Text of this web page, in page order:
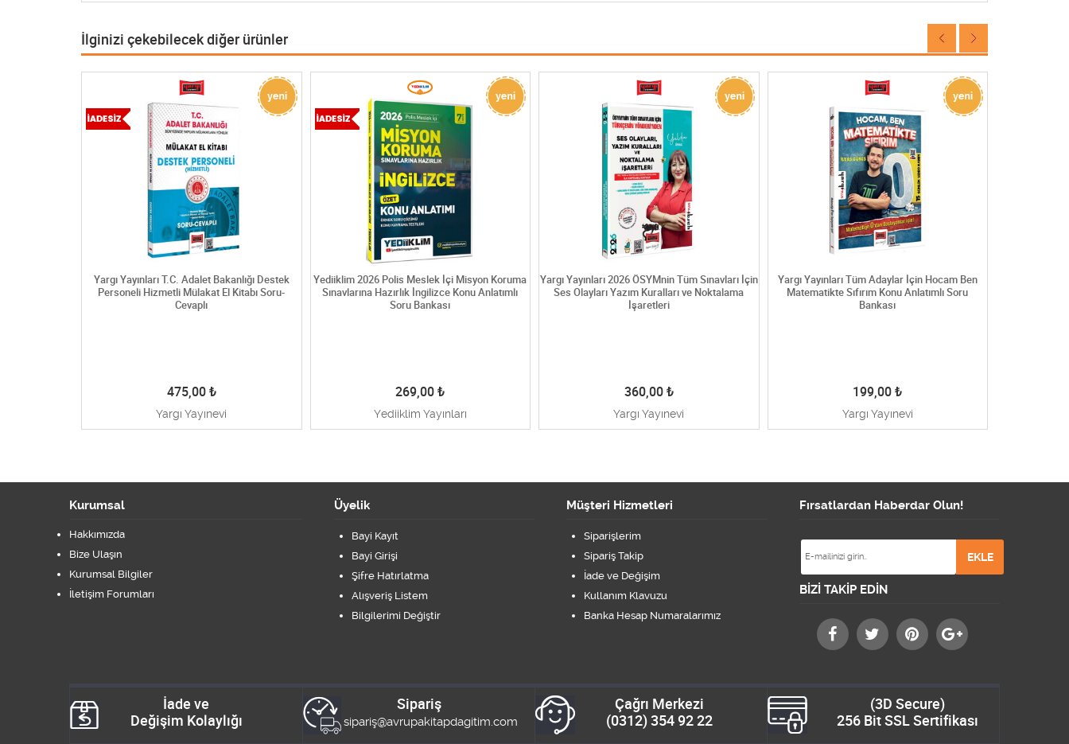
İlginizi çekebilecek diğer ürünler
Yargı Yayınları T.C. Adalet Bakanlığı Destek
Personeli Hizmetli Mülakat El Kitabı Soru-
Cevaplı
475,00₺
Yargı Yayınevi
Yediiklim 2026 Polis Meslek İçi Misyon Koruma
Sınavlarına Hazırlık İngilizce Konu Anlatımlı
Soru Bankası
269,00 ₺
Yediiklim Yayınları
Yargı Yayınları 2026 ÖSYMnin Tüm Sınavları İçin
Ses Olayları Yazım Kuralları ve Noktalama
İşaretleri
360,00₺
Yargı Yayınevi
Yargı Yayınları Tüm Adaylar İçin Hocam Ben
Matematikte Sıfırım Konu Anlatımlı Soru
Bankası
199,00 ₺
Yargı Yayınevi
Kurumsal
Hakkımızda
Bize Ulaşın
Kurumsal Bilgiler
İletişim Forumları
Üyelik
Bayi Kayıt
Bayi Girişi
Şifre Hatırlatma
Alışveriş Listem
Bilgilerimi Değiştir
Müşteri Hizmetleri
Siparişlerim
Sipariş Takip
İade ve Değişim
Kullanım Klavuzu
Banka Hesap Numaralarımız
Fırsatlardan Haberdar Olun!
BİZİ TAKİP EDİN
İade ve
Değişim Kolaylığı
Sipariş
sipariş@avrupakitapdagitim.com
Çağrı Merkezi
(0312) 354 92 22
(3D Secure)
256 Bit SSL Sertifikası